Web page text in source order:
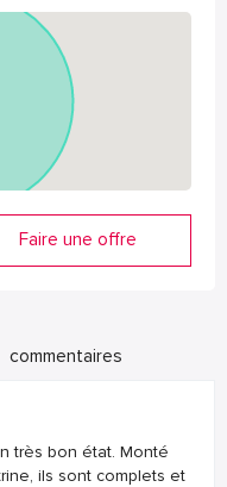
Faire une offre
commentaires
très bon état. Monté
ils sont complets et